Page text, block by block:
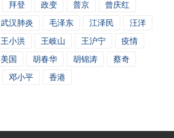
拜登 政变 普京
曾庆红
武汉肺炎 毛泽东 江泽民
汪洋
王小洪 王岐山 王沪宁
疫情
美国 胡春华 胡锦涛
蔡奇
邓小平 香港